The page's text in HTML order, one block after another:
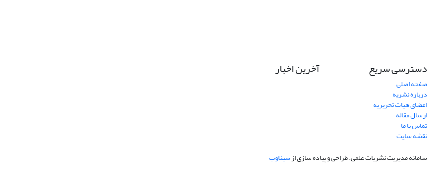
دسترسی سریع
صفحه اصلی
درباره نشریه
اعضای هیات تحریریه
ارسال مقاله
تماس با ما
نقشه سایت
آخرین اخبار
سامانه مدیریت نشریات علمی.طراحی و پیاده سازی ازسیناوب